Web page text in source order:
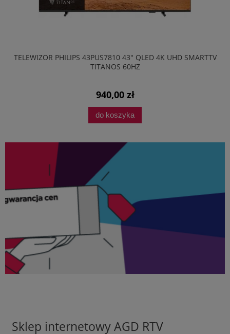
TELEWIZOR PHILIPS 43PUS7810 43" QLED 4K UHD SMARTTV
TITANOS 60HZ
940,00 zł
do koszyka
Sklep internetowy AGD RTV